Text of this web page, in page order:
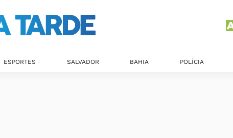
ESPORTES SALVADOR BAHIA POLÍCIA